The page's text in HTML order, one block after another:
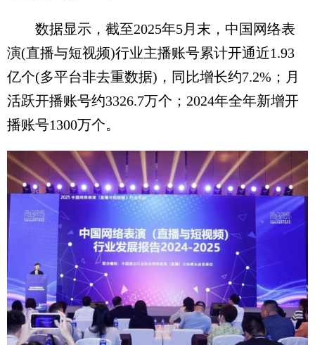
数据显示，截至2025年5月末，中国网络表
演(直播与短视频)行业主播账号累计开通近1.93
亿个(多平台非去重数据)，同比增长约7.2%；月
活跃开播账号约3326.7万个；2024年全年新增开
播账号1300万个。